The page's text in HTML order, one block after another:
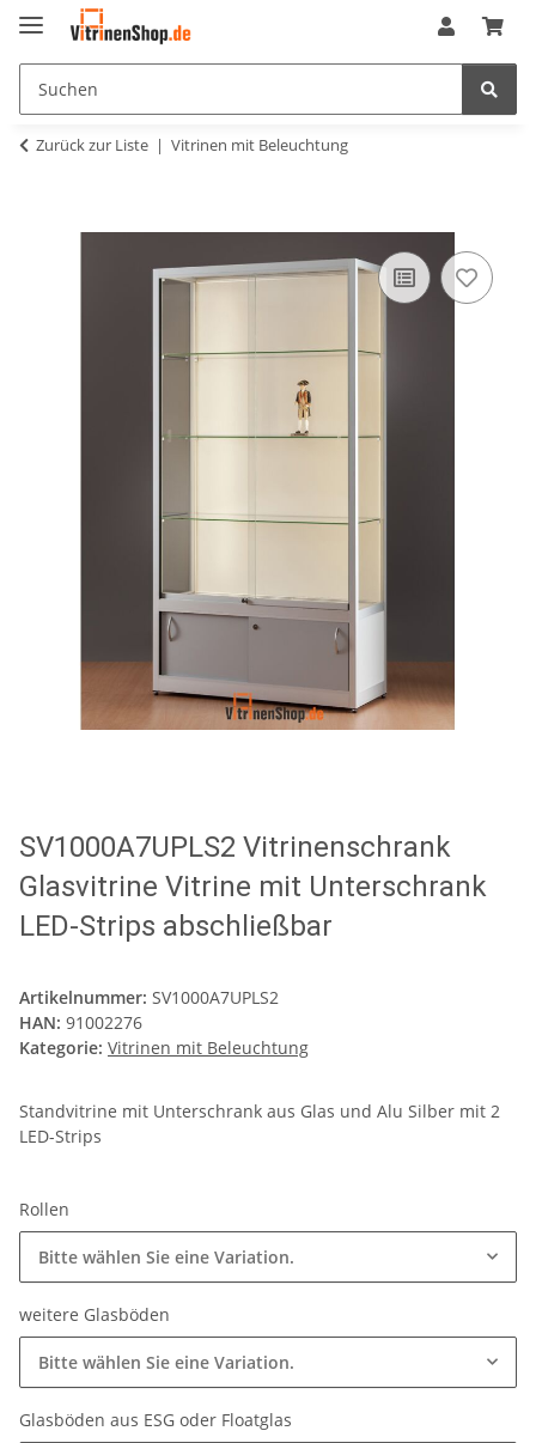
Zurück zur Liste Vitrinen mit Beleuchtung
SV1000A7UPLS2 Vitrinenschrank
Glasvitrine Vitrine mit Unterschrank
LED-Strips abschließbar
Artikelnummer: SV1000A7UPLS2
HAN: 91002276
Kategorie: Vitrinen mit Beleuchtung
Standvitrine mit Unterschrank aus Glas und Alu Silber mit 2
LED-Strips
Rollen
Bitte wählen Sie eine Variation.
weitere Glasböden
Bitte wählen Sie eine Variation.
Glasböden aus ESG oder Floatglas